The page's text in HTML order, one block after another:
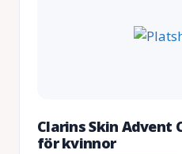
Clarins Skin Advent
för kvinnor